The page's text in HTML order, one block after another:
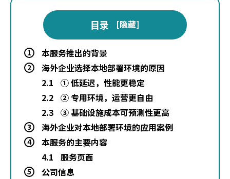
目录 [隐藏]
1 本服务推出的背景
2
海外企业选择本地部署环境的原因
2.1
① 低延迟，性能更稳定
2.2 ② 专用环境，运营更自由
2.3 ③ 基础设施成本可预测性更高
3 海外企业对本地部署环境的应用案例
4
本服务的主要内容
4.1
服务页面
5 公司信息